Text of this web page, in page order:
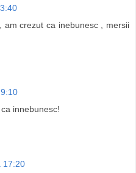
am crezut ca inebunesc , mersii
innebunesc!
17:20